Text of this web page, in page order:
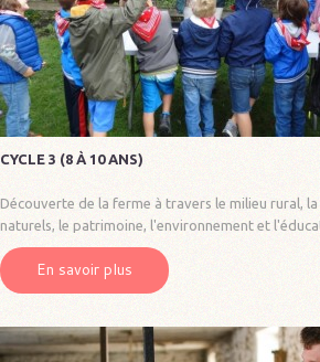
CYCLE 3 (8 À 10 ANS)
Découverte de la ferme à travers le milieu rural,
naturels, le patrimoine, l'environnement et
En savoir plus